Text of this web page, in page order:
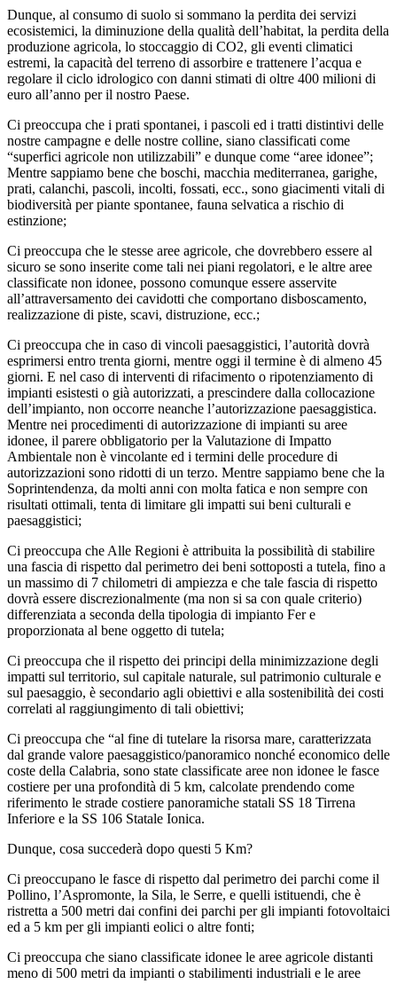
Dunque, al consumo di suolo si sommano la perdita dei servizi
ecosistemici, la diminuzione della qualità dell’habitat, la perdita della
produzione agricola, lo stoccaggio di CO2, gli eventi climatici
estremi, la capacità del terreno di assorbire e trattenere l’acqua e
regolare il ciclo idrologico con danni stimati di oltre 400 milioni di
euro all’anno per il nostro Paese.
Ci preoccupa che i prati spontanei, i pascoli ed i tratti distintivi delle
nostre campagne e delle nostre colline, siano classificati come
“superfici agricole non utilizzabili” e dunque come “aree idonee”;
Mentre sappiamo bene che boschi, macchia mediterranea, garighe,
prati, calanchi, pascoli, incolti, fossati, ecc., sono giacimenti vitali di
biodiversità per piante spontanee, fauna selvatica a rischio di
estinzione;
Ci preoccupa che le stesse aree agricole, che dovrebbero essere al
sicuro se sono inserite come tali nei piani regolatori, e le altre aree
classificate non idonee, possono comunque essere asservite
all’attraversamento dei cavidotti che comportano disboscamento,
realizzazione di piste, scavi, distruzione, ecc.;
Ci preoccupa che in caso di vincoli paesaggistici, l’autorità dovrà
esprimersi entro trenta giorni, mentre oggi il termine è di almeno 45
giorni. E nel caso di interventi di rifacimento o ripotenziamento di
impianti esistesti o già autorizzati, a prescindere dalla collocazione
dell’impianto, non occorre neanche l’autorizzazione paesaggistica.
Mentre nei procedimenti di autorizzazione di impianti su aree
idonee, il parere obbligatorio per la Valutazione di Impatto
Ambientale non è vincolante ed i termini delle procedure di
autorizzazioni sono ridotti di un terzo. Mentre sappiamo bene che la
Soprintendenza, da molti anni con molta fatica e non sempre con
risultati ottimali, tenta di limitare gli impatti sui beni culturali e
paesaggistici;
Ci preoccupa che Alle Regioni è attribuita la possibilità di stabilire
una fascia di rispetto dal perimetro dei beni sottoposti a tutela, fino a
un massimo di 7 chilometri di ampiezza e che tale fascia di rispetto
dovrà essere discrezionalmente (ma non si sa con quale criterio)
differenziata a seconda della tipologia di impianto Fer e
proporzionata al bene oggetto di tutela;
Ci preoccupa che il rispetto dei principi della minimizzazione degli
impatti sul territorio, sul capitale naturale, sul patrimonio culturale e
sul paesaggio, è secondario agli obiettivi e alla sostenibilità dei costi
correlati al raggiungimento di tali obiettivi;
Ci preoccupa che “al fine di tutelare la risorsa mare, caratterizzata
dal grande valore paesaggistico/panoramico nonché economico delle
coste della Calabria, sono state classificate aree non idonee le fasce
costiere per una profondità di 5 km, calcolate prendendo come
riferimento le strade costiere panoramiche statali SS 18 Tirrena
Inferiore e la SS 106 Statale Ionica.
Dunque, cosa succederà dopo questi 5 Km?
Ci preoccupano le fasce di rispetto dal perimetro dei parchi come il
Pollino, l’Aspromonte, la Sila, le Serre, e quelli istituendi, che è
ristretta a 500 metri dai confini dei parchi per gli impianti fotovoltaici
ed a 5 km per gli impianti eolici o altre fonti;
Ci preoccupa che siano classificate idonee le aree agricole distanti
meno di 500 metri da impianti o stabilimenti industriali e le aree